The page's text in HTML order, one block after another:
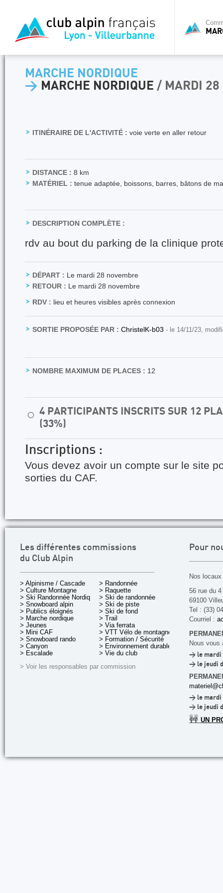
MARCHE NORDIQUE
> MARCHE NORDIQUE / MARDI 28
ITINÉRAIRE DE L'ACTIVITÉ : voie verte en aller retour
DISTANCE : 8 km
MATÉRIEL : tenue adaptée, boissons, barres, bâtons de
DESCRIPTION COMPLÈTE :
rdv au bout du parking de la clinique
DÉPART : Le mardi 28 novembre
RETOUR : Le mardi 28 novembre
RDV : lieu et heures visibles après connexion
SORTIE PROPOSÉE PAR : ChristelK-b03 - le 14/11/23,
NOMBRE MAXIMUM DE PLACES : 12
⚪
4 PARTICIPANTS INSCRITS SUR 12
(33%)
Inscriptions :
Vous devez avoir un compte sur le site
sorties du CAF.
Les différentes commissions
du Club Alpin
> Alpinisme / Cascade
> Culture Montagne
> Ski Randonnée Nordique
> Snowboard alpin
> Publics éloignés
> Marche nordique
> Jeunes
> Mini CAF
> Snowboard rando
> Canyon
> Escalade
> Randonnée
> Raquette
> Ski de randonnée
> Ski de piste
> Ski de fond
> Trail
> Via ferrata
> VTT Vélo de montagne
> Formation / Sécurité
> Environnement durable
> Vie du club
> Voir les responsables par commission
Pour
Nos
56 rue du
69100
Tel : (33)
Courriel :
Nous vous
> le mardi
> le jeudi
> le mardi
> le jeudi
🚧 UN